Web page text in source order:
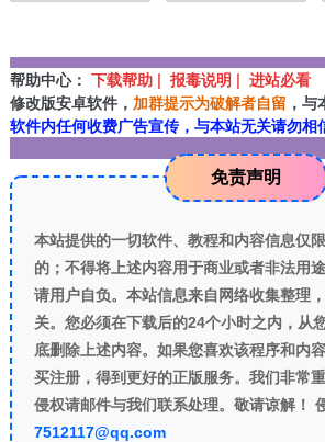
帮助中心： 下载帮助 | 报毒说明 | 进站必看
修改版安卓软件， 加群提示为破解者自留 ，
软件内任何收费广告宣传，与本站无关请勿相
免责声明
本站提供的一切软件、教程和内容信息仅
的；不得将上述内容用于商业或者非法用
请用户自负。本站信息来自网络收集整理
关。您必须在下载后的24个小时之内，从
底删除上述内容。如果您喜欢该程序和内
买注册，得到更好的正版服务。我们非常
侵权请邮件与我们联系处理。敬请谅解！
7512117@qq.com